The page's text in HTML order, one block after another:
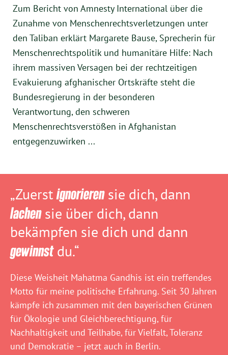
Zum Bericht von Amnesty International über die
Zunahme von Menschenrechtsverletzungen unter
den Taliban erklärt Margarete Bause, Sprecherin für
Menschenrechtspolitik und humanitäre Hilfe: Nach
ihrem massiven Versagen bei der rechtzeitigen
Evakuierung afghanischer Ortskräfte steht die
Bundesregierung in der besonderen
Verantwortung, den schweren
Menschenrechtsverstößen in Afghanistan
entgegenzuwirken ...
„Zuerstignorierensie dich, dann
lachensie über dich, dann
bekämpfen sie dich und dann
gewinnstdu.“
Diese Weisheit Mahatma Gandhis ist ein treffendes
Motto für meine politische Erfahrung. Seit 30 Jahren
kämpfe ich zusammen mit den bayerischen Grünen
für Ökologie und Gleichberechtigung, für
Nachhaltigkeit und Teilhabe, für Vielfalt, Toleranz
und Demokratie – jetzt auch in Berlin.